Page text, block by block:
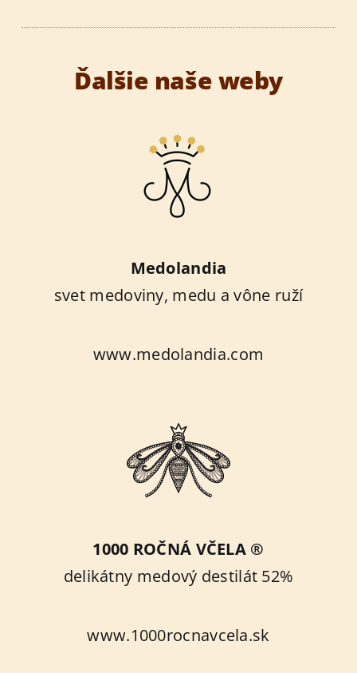
Ďalšie naše weby
Medolandia
svet medoviny, medu a vône ruží
www.medolandia.com
1000 ROČNÁ VČELA ®
delikátny medový destilát 52%
www.1000rocnavcela.sk